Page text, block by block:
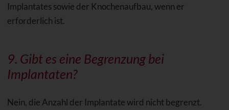
Implantates sowie der Knochenaufbau, wenn er
erforderlich ist.
9. Gibt es eine Begrenzung bei
Implantaten?
Nein, die Anzahl der Implantate wird nicht begrenzt.